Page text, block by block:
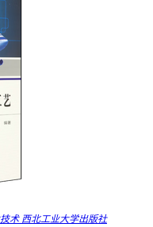
术 西北工业大学出版社